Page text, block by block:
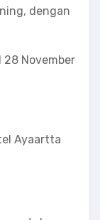
dengan
November
Ayaartta